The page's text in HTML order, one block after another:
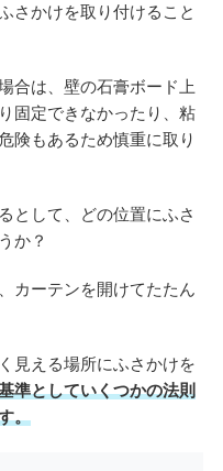
さかけを取り付けること
合は、壁の石膏ボード上
固定できなかったり、粘
険もあるため慎重に取り
として、どの位置にふさ
か？
カーテンを開けてたたん
見える場所にふさかけを
準としていくつかの法則
。